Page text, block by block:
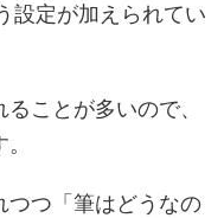
設定が加えられてい
ことが多いので、
つつ「筆はどうなの